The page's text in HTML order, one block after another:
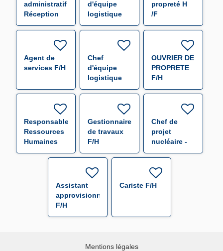
administratif
Réception
Expédition
d'équipe
logistique
F/H
propreté H
/F
Agent de
services F/H
Chef
d'équipe
logistique
F/H
OUVRIER DE
PROPRETE
F/H
Responsable
Ressources
Humaines
F/H
Gestionnaire
de travaux
F/H
Chef de
projet
nucléaire -
f/h F/H
Assistant
approvisionneur
F/H
Cariste F/H
Mentions légales